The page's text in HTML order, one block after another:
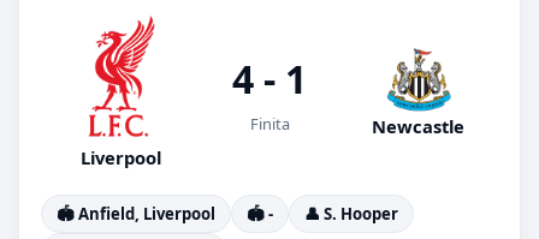
Liverpool
4 - 1
Finita Newcastle
🏟️ Anfield, Liverpool 🏟️ -
👤 S. Hooper